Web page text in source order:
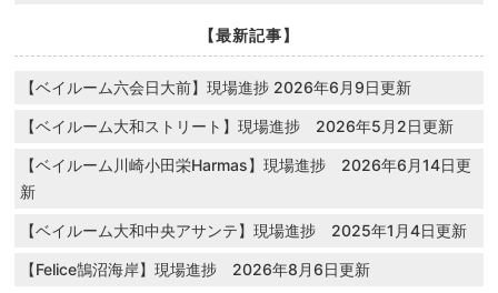
【最新記事】
【ベイルーム六会日大前】現場進捗 2026年6月9日更新
【ベイルーム大和ストリート】現場進捗 2026年5月2日更新
【ベイルーム川崎小田栄Harmas】現場進捗 2026年6月14日更
新
【ベイルーム大和中央アサンテ】現場進捗 2025年1月4日更新
【Felice鵠沼海岸】現場進捗 2026年8月6日更新